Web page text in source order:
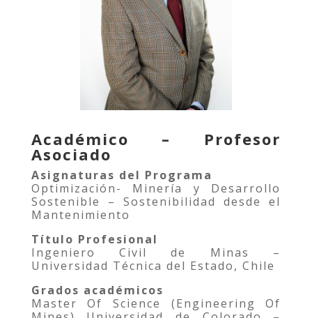
Académico – Profesor
Asociado
Asignaturas del Programa
Optimización- Minería y Desarrollo
Sostenible – Sostenibilidad desde el
Mantenimiento
Título Profesional
Ingeniero Civil de Minas –
Universidad Técnica del Estado, Chile
Grados académicos
Master Of Science (Engineering Of